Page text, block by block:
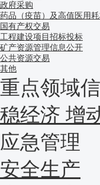
政府采购
药品（疫苗）及高值医用
国有产权交易
工程建设项目招标投标
矿产资源管理信息公开
公共资源交易
其他
重点领域
稳经济 增
应急管理
安全生产